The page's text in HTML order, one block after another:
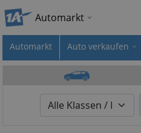
Automarkt
Automarkt Auto verkaufen